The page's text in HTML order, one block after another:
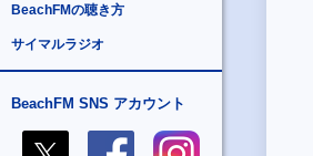
BeachFMの聴き方
サイマルラジオ
BeachFM SNS アカウント